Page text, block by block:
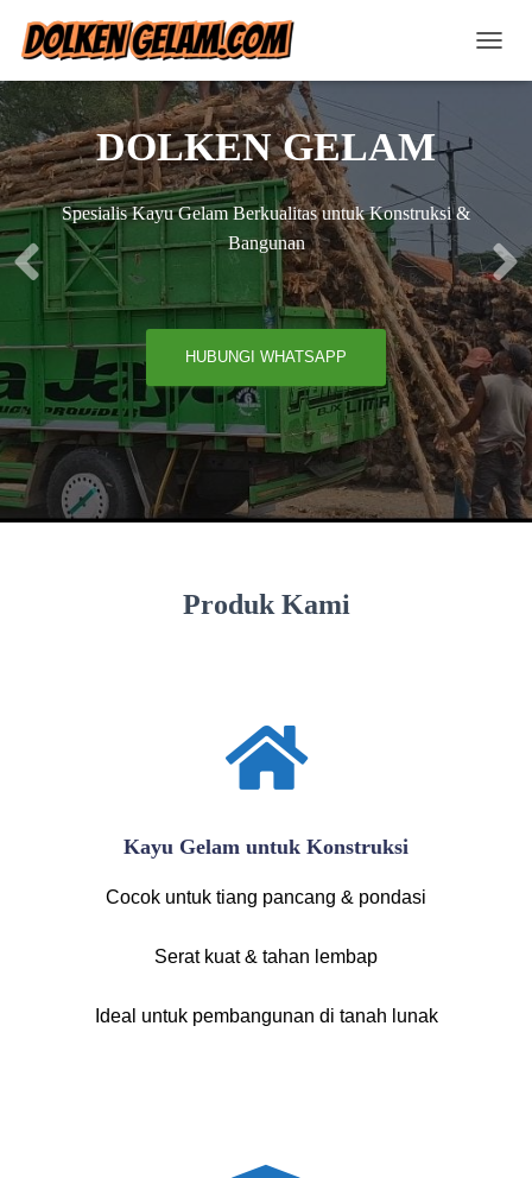
O
I
G
A
T
I
O
N
DOLKEN GELAM
Spesialis Kayu Gelam Berkualitas untuk Konstruksi &
Bangunan
HUBUNGI WHATSAPP
Produk Kami
Kayu Gelam untuk Konstruksi
Cocok untuk tiang pancang & pondasi
Serat kuat & tahan lembap
Ideal untuk pembangunan di tanah lunak